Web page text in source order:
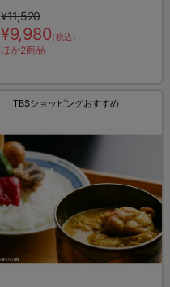
¥11,520
¥9,980（税込）
ほか2商品
TBSショッピングおすすめ